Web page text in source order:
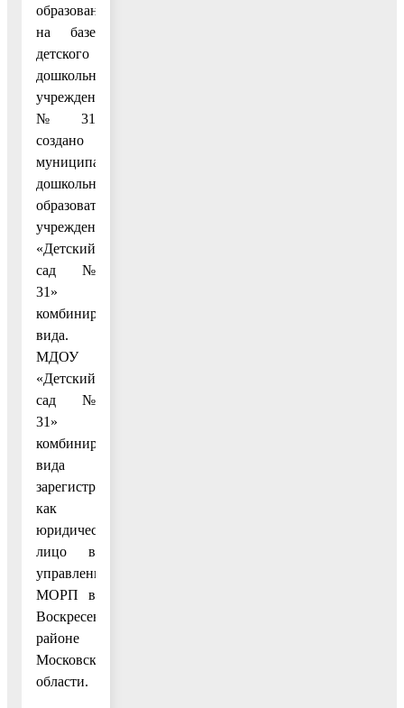
образования»
на базе
детского
дошкольного
учреждения
№ 31
создано
муниципальное
дошкольное
образовательное
учреждение
«Детский
сад №
31»
комбинированного
вида.
МДОУ
«Детский
сад №
31»
комбинированного
вида
зарегистрировано
как
юридическое
лицо в
управлении
МОРП в
Воскресенском
районе
Московской
области.